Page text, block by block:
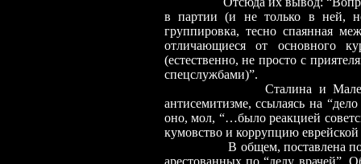
в партии (и не только в ней,
группировка, тесно спаянная
отличающиеся от основного
(естественно, не просто с
спецслужбами)”.
Сталина и
антисемитизме, ссылаясь на
оно, мол, “…было реакцией
кумовство и коррупцию
В общем, поставлена
арестованных по “делу врачей”.